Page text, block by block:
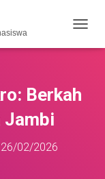
O
E
Berkah
Jambi
26/02/2026